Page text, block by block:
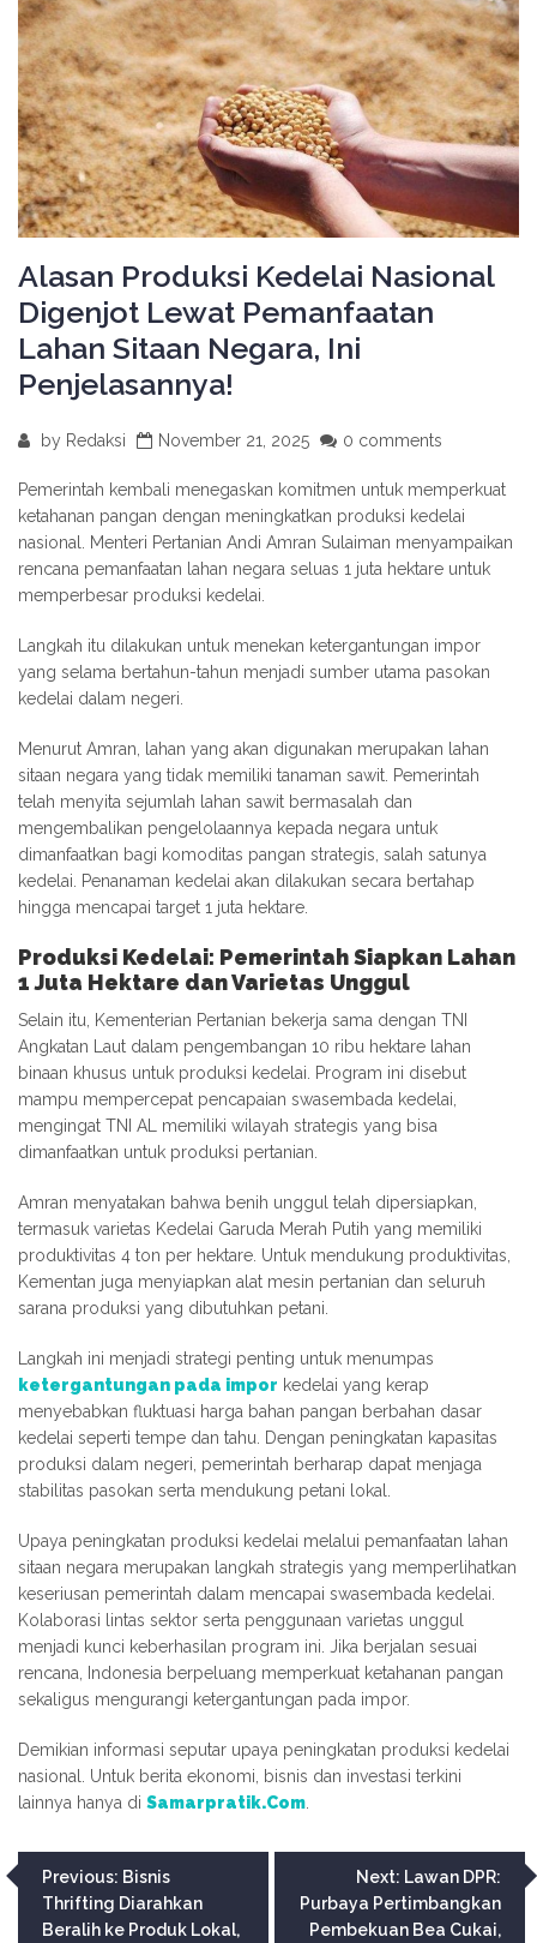
Alasan Produksi Kedelai Nasional
Digenjot Lewat Pemanfaatan
Lahan Sitaan Negara, Ini
Penjelasannya!
by Redaksi November 21, 2025 0 comments
Pemerintah kembali menegaskan komitmen untuk memperkuat
ketahanan pangan dengan meningkatkan produksi kedelai
nasional. Menteri Pertanian Andi Amran Sulaiman menyampaikan
rencana pemanfaatan lahan negara seluas 1 juta hektare untuk
memperbesar produksi kedelai.
Langkah itu dilakukan untuk menekan ketergantungan impor
yang selama bertahun-tahun menjadi sumber utama pasokan
kedelai dalam negeri.
Menurut Amran, lahan yang akan digunakan merupakan lahan
sitaan negara yang tidak memiliki tanaman sawit. Pemerintah
telah menyita sejumlah lahan sawit bermasalah dan
mengembalikan pengelolaannya kepada negara untuk
dimanfaatkan bagi komoditas pangan strategis, salah satunya
kedelai. Penanaman kedelai akan dilakukan secara bertahap
hingga mencapai target 1 juta hektare.
Produksi Kedelai: Pemerintah Siapkan Lahan
1 Juta Hektare dan Varietas Unggul
Selain itu, Kementerian Pertanian bekerja sama dengan TNI
Angkatan Laut dalam pengembangan 10 ribu hektare lahan
binaan khusus untuk produksi kedelai. Program ini disebut
mampu mempercepat pencapaian swasembada kedelai,
mengingat TNI AL memiliki wilayah strategis yang bisa
dimanfaatkan untuk produksi pertanian.
Amran menyatakan bahwa benih unggul telah dipersiapkan,
termasuk varietas Kedelai Garuda Merah Putih yang memiliki
produktivitas 4 ton per hektare. Untuk mendukung produktivitas,
Kementan juga menyiapkan alat mesin pertanian dan seluruh
sarana produksi yang dibutuhkan petani.
Langkah ini menjadi strategi penting untuk menumpas
ketergantungan pada impor kedelai yang kerap
menyebabkan fluktuasi harga bahan pangan berbahan dasar
kedelai seperti tempe dan tahu. Dengan peningkatan kapasitas
produksi dalam negeri, pemerintah berharap dapat menjaga
stabilitas pasokan serta mendukung petani lokal.
Upaya peningkatan produksi kedelai melalui pemanfaatan lahan
sitaan negara merupakan langkah strategis yang memperlihatkan
keseriusan pemerintah dalam mencapai swasembada kedelai.
Kolaborasi lintas sektor serta penggunaan varietas unggul
menjadi kunci keberhasilan program ini. Jika berjalan sesuai
rencana, Indonesia berpeluang memperkuat ketahanan pangan
sekaligus mengurangi ketergantungan pada impor.
Demikian informasi seputar upaya peningkatan produksi kedelai
nasional. Untuk berita ekonomi, bisnis dan investasi terkini
lainnya hanya di Samarpratik.Com
Navigasi
pos
Previous: Bisnis
Thrifting Diarahkan
Beralih ke Produk Lokal,
Next: Lawan DPR:
Purbaya Pertimbangkan
Pembekuan Bea Cukai,